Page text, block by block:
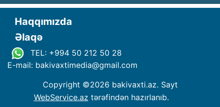
Haqqımızda
Əlaqə
TEL: +994 50 212 50 28
E-mail: bakivaxtimedia@gmail.com
Copyright ©2026 bakivaxti.az. Sayt
WebService.az tərəfindən hazırlanıb.